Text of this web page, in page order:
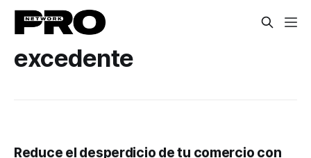
excedente
Reduce el desperdicio de tu comercio con